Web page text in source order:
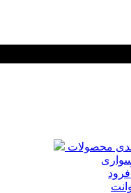
محصولات